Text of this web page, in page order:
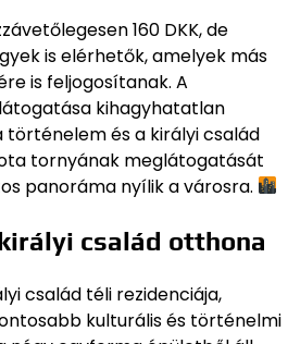
160 DKK, de
is elérhetők, amelyek más
is feljogosítanak. A
kihagyhatatlan
történelem és a királyi család
tornyának meglátogatását
panoráma nyílik a városra.
család otthona
család téli rezidenciája,
kulturális és történelmi